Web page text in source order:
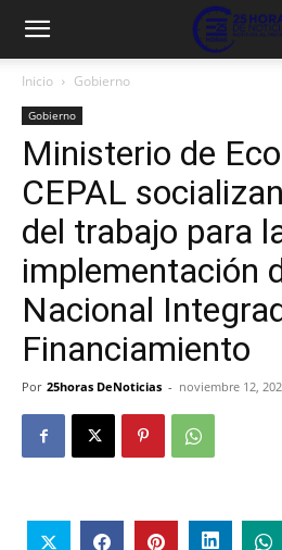
Inicio Gobierno
Gobierno
Ministerio de
CEPAL
del trabajo para
implementación
Nacional
Financiamiento
Por 25horas DeNoticias - noviembre 12,